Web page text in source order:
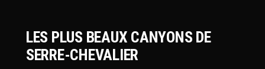
LES PLUS BEAUX CANYONS DE
SERRE-CHEVALIER